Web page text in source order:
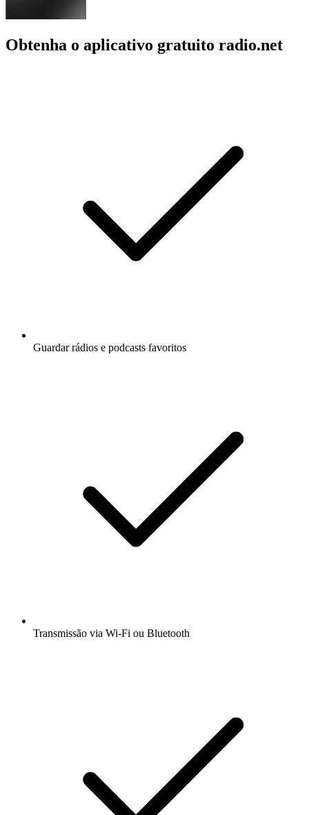
Obtenha o aplicativo gratuito radio.net
Guardar rádios e podcasts favoritos
Transmissão via Wi-Fi ou Bluetooth